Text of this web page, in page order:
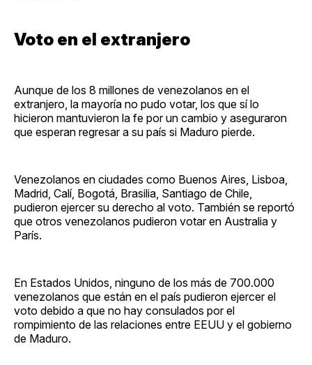
Voto en el extranjero
Aunque de los 8 millones de venezolanos en el
extranjero, la mayoría no pudo votar, los que sí lo
hicieron mantuvieron la fe por un cambio y aseguraron
que esperan regresar a su país si Maduro pierde.
Venezolanos en ciudades como Buenos Aires, Lisboa,
Madrid, Calí, Bogotá, Brasilia, Santiago de Chile,
pudieron ejercer su derecho al voto. También se reportó
que otros venezolanos pudieron votar en Australia y
París.
En Estados Unidos, ninguno de los más de 700.000
venezolanos que están en el país pudieron ejercer el
voto debido a que no hay consulados por el
rompimiento de las relaciones entre EEUU y el gobierno
de Maduro.